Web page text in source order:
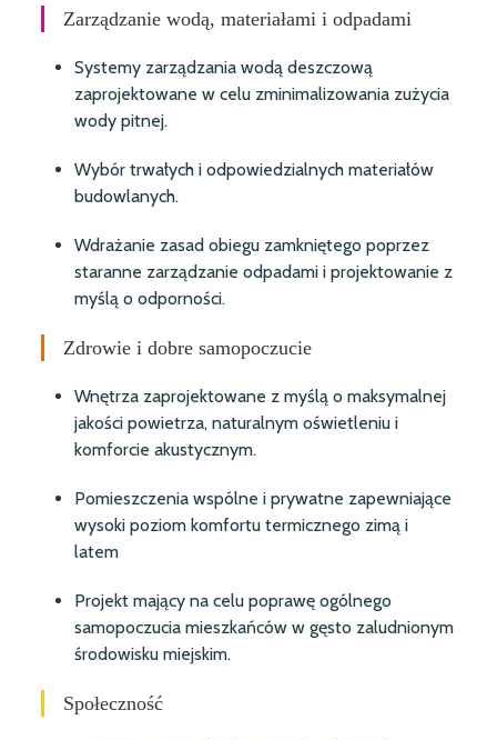
Zarządzanie wodą, materiałami i odpadami
Systemy zarządzania wodą deszczową
zaprojektowane w celu zminimalizowania zużycia
wody pitnej.
Wybór trwałych i odpowiedzialnych materiałów
budowlanych.
Wdrażanie zasad obiegu zamkniętego poprzez
staranne zarządzanie odpadami i projektowanie z
myślą o odporności.
Zdrowie i dobre samopoczucie
Wnętrza zaprojektowane z myślą o maksymalnej
jakości powietrza, naturalnym oświetleniu i
komforcie akustycznym.
Pomieszczenia wspólne i prywatne zapewniające
wysoki poziom komfortu termicznego zimą i
latem
Projekt mający na celu poprawę ogólnego
samopoczucia mieszkańców w gęsto zaludnionym
środowisku miejskim.
Społeczność